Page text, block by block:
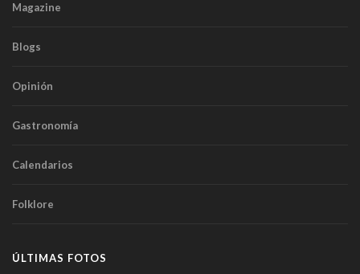
Magazine
Blogs
Opinión
Gastronomía
Calendarios
Folklore
ÚLTIMAS FOTOS